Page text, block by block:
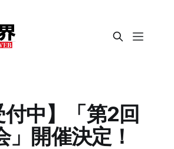
付中】「第2回
」開催決定！